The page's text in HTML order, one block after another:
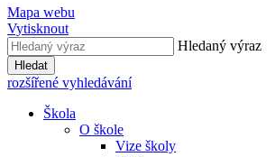
Mapa webu
Vytisknout
Hledaný výraz
Hledat
rozšířené vyhledávání
Škola
O škole
Vize školy